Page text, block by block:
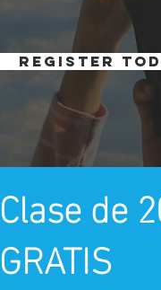
REGISTER
Clase de
GRATIS